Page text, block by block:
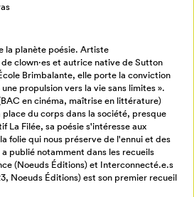
la planète poésie. Artiste
clown·es et autrice native de Sutton
Brimbalante, elle porte la conviction
propulsion vers la vie sans limites ».
en cinéma, maîtrise en littérature)
place du corps dans la société, presque
La Filée, sa poésie s'intéresse aux
folie qui nous préserve de l'ennui et des
publié notamment dans les recueils
(Noeuds Éditions) et Interconnecté.e.s
Noeuds Éditions) est son premier recueil
connecter
un profil
Annuler